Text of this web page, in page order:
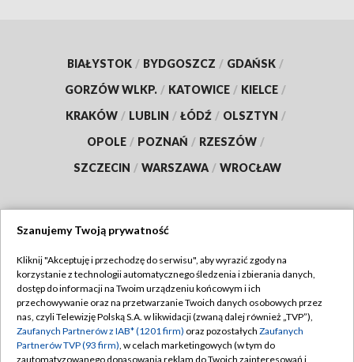
BIAŁYSTOK / BYDGOSZCZ / GDAŃSK /
GORZÓW WLKP. / KATOWICE / KIELCE /
KRAKÓW / LUBLIN / ŁÓDŹ / OLSZTYN /
OPOLE / POZNAŃ / RZESZÓW /
SZCZECIN / WARSZAWA / WROCŁAW
TVP
Abonament TVP
Emisja w TVP
Centrum informacji TVP
Regulamin TVP
Polityka prywatności
Moje zgody
Szanujemy Twoją prywatność
Kliknij "Akceptuję i przechodzę do serwisu", aby wyrazić zgody na
korzystanie z technologii automatycznego śledzenia i zbierania danych,
dostęp do informacji na Twoim urządzeniu końcowym i ich
przechowywanie oraz na przetwarzanie Twoich danych osobowych przez
nas, czyli Telewizję Polską S.A. w likwidacji (zwaną dalej również „TVP”),
Zaufanych Partnerów z IAB* (1201 firm) oraz pozostałych Zaufanych
Partnerów TVP (93 firm), w celach marketingowych (w tym do
zautomatyzowanego dopasowania reklam do Twoich zainteresowań i